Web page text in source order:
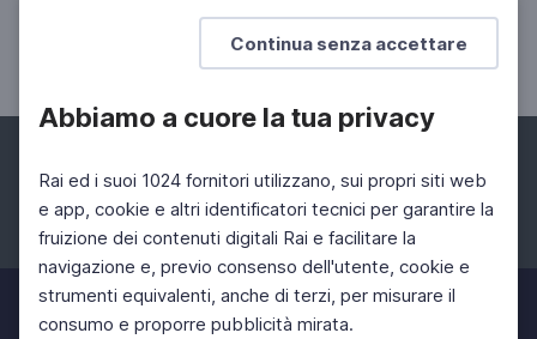
Continua senza accettare
Abbiamo a cuore la tua privacy
Rai ed i suoi 1024 fornitori utilizzano, sui propri siti web
e app, cookie e altri identificatori tecnici per garantire la
fruizione dei contenuti digitali Rai e facilitare la
navigazione e, previo consenso dell'utente, cookie e
strumenti equivalenti, anche di terzi, per misurare il
consumo e proporre pubblicità mirata.
Le capitali longobarde
Facebook Instagram Twitter